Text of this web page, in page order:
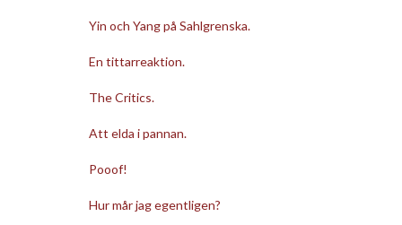
Yin och Yang på Sahlgrenska.
En tittarreaktion.
The Critics.
Att elda i pannan.
Pooof!
Hur mår jag egentligen?